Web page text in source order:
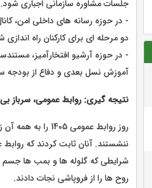
جلسات مشاوره سازمانی اجباری شود.
- در حوزه رسانه های داخلی امن،
دو مرحله ای برای کارکنان راه اندازی
- در حوزه آرشیو افتخارآمیز،
آموزش نسل بعدی و دفاع از بودجه
نتیجه گیری: روابط عمومی، سرباز
روز روابط
ننشستند. آنان ثابت کردند که
شرایطی که گلوله ها و بمب ها جسم
روح ها را از فروپاشی نجات دادند.